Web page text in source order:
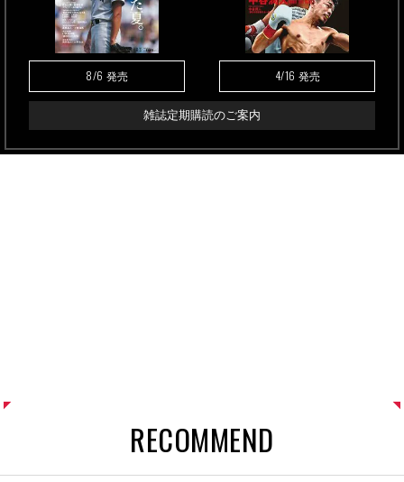
8/6 発売 4/16 発売
雑誌定期購読のご案内
RECOMMEND